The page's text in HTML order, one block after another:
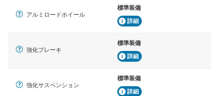
アルミロードホイール
標準装備
詳細
強化ブレーキ
標準装備
詳細
強化サスペンション
標準装備
詳細